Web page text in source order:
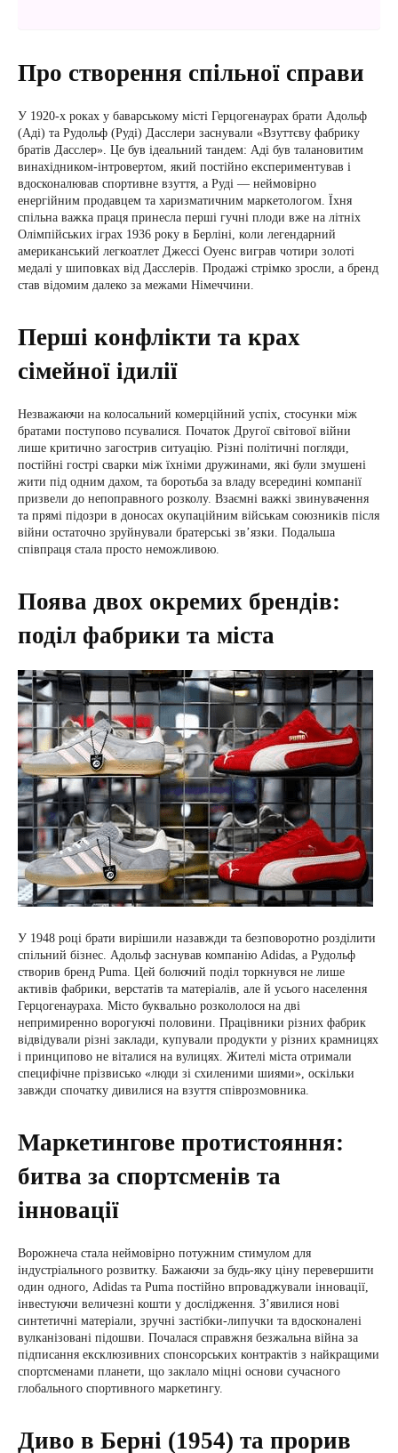
Про створення спільної справи
У 1920-х роках у баварському місті Герцогенаурах брати Адольф
(Аді) та Рудольф (Руді) Дасслери заснували «Взуттєву фабрику
братів Дасслер». Це був ідеальний тандем: Аді був талановитим
винахідником-інтровертом, який постійно експериментував і
вдосконалював спортивне взуття, а Руді — неймовірно
енергійним продавцем та харизматичним маркетологом. Їхня
спільна важка праця принесла перші гучні плоди вже на літніх
Олімпійських іграх 1936 року в Берліні, коли легендарний
американський легкоатлет Джессі Оуенс виграв чотири золоті
медалі у шиповках від Дасслерів. Продажі стрімко зросли, а бренд
став відомим далеко за межами Німеччини.
Перші конфлікти та крах
сімейної ідилії
Незважаючи на колосальний комерційний успіх, стосунки між
братами поступово псувалися. Початок Другої світової війни
лише критично загострив ситуацію. Різні політичні погляди,
постійні гострі сварки між їхніми дружинами, які були змушені
жити під одним дахом, та боротьба за владу всередині компанії
призвели до непоправного розколу. Взаємні важкі звинувачення
та прямі підозри в доносах окупаційним військам союзників після
війни остаточно зруйнували братерські зв’язки. Подальша
співпраця стала просто неможливою.
Поява двох окремих брендів:
поділ фабрики та міста
У 1948 році брати вирішили назавжди та безповоротно розділити
спільний бізнес. Адольф заснував компанію Adidas, а Рудольф
створив бренд Puma. Цей болючий поділ торкнувся не лише
активів фабрики, верстатів та матеріалів, але й усього населення
Герцогенаураха. Місто буквально розкололося на дві
непримиренно ворогуючі половини. Працівники різних фабрик
відвідували різні заклади, купували продукти у різних крамницях
і принципово не віталися на вулицях. Жителі міста отримали
специфічне прізвисько «люди зі схиленими шиями», оскільки
завжди спочатку дивилися на взуття співрозмовника.
Маркетингове протистояння:
битва за спортсменів та
інновації
Ворожнеча стала неймовірно потужним стимулом для
індустріального розвитку. Бажаючи за будь-яку ціну перевершити
один одного, Adidas та Puma постійно впроваджували інновації,
інвестуючи величезні кошти у дослідження. З’явилися нові
синтетичні матеріали, зручні застібки-липучки та вдосконалені
вулканізовані підошви. Почалася справжня безжальна війна за
підписання ексклюзивних спонсорських контрактів з найкращими
спортсменами планети, що заклало міцні основи сучасного
глобального спортивного маркетингу.
Диво в Берні (1954) та прорив